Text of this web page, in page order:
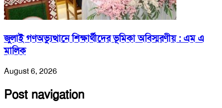
জুলাই গণঅভ্যুত্থানে শিক্ষার্থীদের ভূমিকা অবিস্মরণীয় : এম এ
মালিক
August 6, 2026
Post navigation